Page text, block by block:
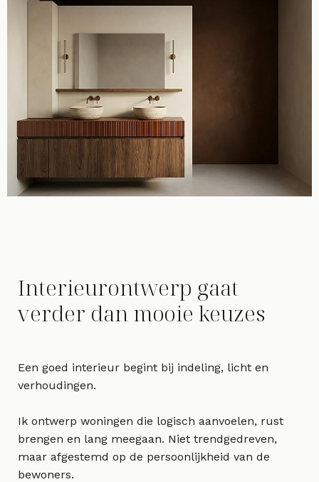
Interieurontwerp gaat
verder dan mooie keuzes
Een goed interieur begint bij indeling, licht en
verhoudingen.
Ik ontwerp woningen die logisch aanvoelen, rust
brengen en lang meegaan. Niet trendgedreven,
maar afgestemd op de persoonlijkheid van de
bewoners.